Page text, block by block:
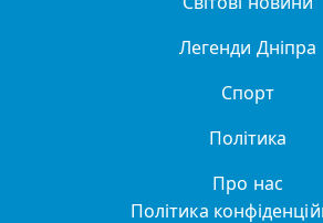
Легенди Дніпра
Спорт
Політика
Про нас
Політика